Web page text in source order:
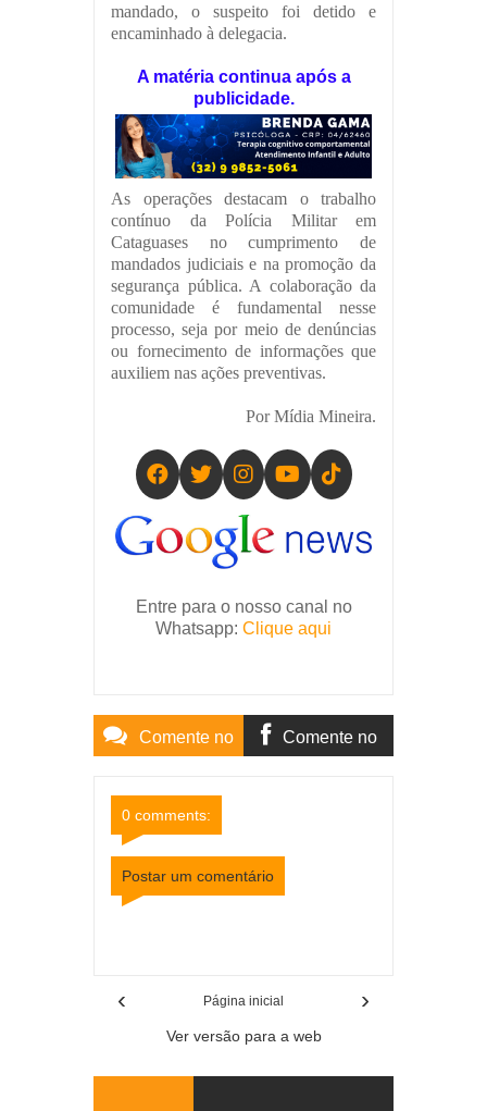
mandado, o suspeito foi detido e
encaminhado à delegacia.
A matéria continua após a
publicidade.
As operações destacam o trabalho
contínuo da Polícia Militar em
Cataguases no cumprimento de
mandados judiciais e na promoção da
segurança pública. A colaboração da
comunidade é fundamental nesse
processo, seja por meio de denúncias
ou fornecimento de informações que
auxiliem nas ações preventivas.
Por Mídia Mineira.
Entre para o nosso canal no
Whatsapp: Clique aqui
Comente no Comente no
0 comments:
Postar um comentário
‹ ›
Página inicial
Ver versão para a web